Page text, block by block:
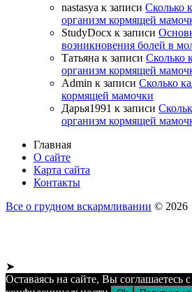
nastasya к записи Сколько
организм кормящей
StudyDocx к записи
возникновения болей в
Татьяна к записи Сколько
организм кормящей
Admin к записи Сколько
кормящей мамочки
Дарья1991 к записи
организм кормящей
Главная
О сайте
Карта сайта
Контакты
Все о грудном вскармливании © 2026
➤
Оставаясь на сайте, Вы соглашаетесь